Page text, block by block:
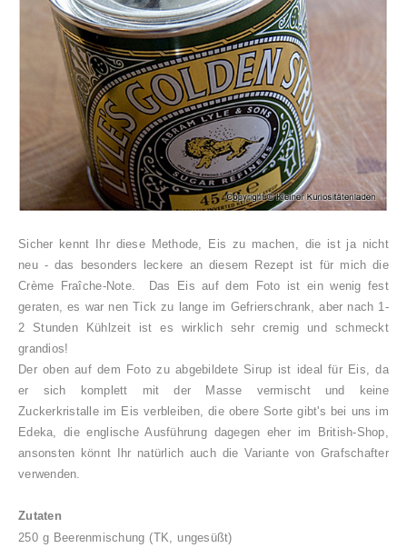
Sicher kennt Ihr diese Methode, Eis zu machen, die ist ja nicht
neu - das besonders leckere an diesem Rezept ist für mich die
Crème Fraîche-Note. Das Eis auf dem Foto ist ein wenig fest
geraten, es war nen Tick zu lange im Gefrierschrank, aber nach 1-
2 Stunden Kühlzeit ist es wirklich sehr cremig und schmeckt
grandios!
Der oben auf dem Foto zu abgebildete Sirup ist ideal für Eis, da
er sich komplett mit der Masse vermischt und keine
Zuckerkristalle im Eis verbleiben, die obere Sorte gibt's bei uns im
Edeka, die englische Ausführung dagegen eher im British-Shop,
ansonsten könnt Ihr natürlich auch die Variante von Grafschafter
verwenden.
Zutaten
250 g Beerenmischung (TK, ungesüßt)